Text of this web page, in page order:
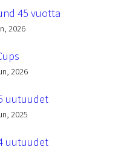
45 vuotta
2026
2026
uutuudet
2025
uutuudet